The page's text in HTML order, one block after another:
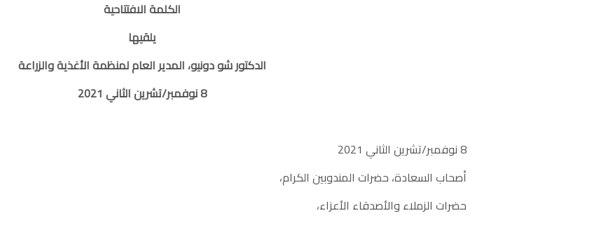
الكلمة الافتتاحية
يلقيها
الدكتور شو دونيو، المدير العام لمنظمة الأغذية والزراعة
8نوفمبر/تشرين الثاني 2021
8 نوفمبر/تشرين الثاني 2021
أصحاب السعادة، حضرات المندوبين الكرام،
حضرات الزملاء والأصدقاء الأعزاء،